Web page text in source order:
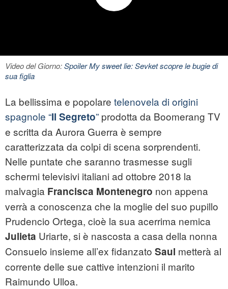
Video del Giorno:Spoiler My sweet lie: Sevket scopre le bugie di
sua figlia
La bellissima e popolare telenovela di origini
spagnole “Il Segreto” prodotta da Boomerang TV
e scritta da Aurora Guerra è sempre
caratterizzata da colpi di scena sorprendenti.
Nelle puntate che saranno trasmesse sugli
schermi televisivi italiani ad ottobre 2018 la
malvagia Francisca Montenegro non appena
verrà a conoscenza che la moglie del suo pupillo
Prudencio Ortega, cioè la sua acerrima nemica
Julieta Uriarte, si è nascosta a casa della nonna
Consuelo insieme all’ex fidanzato Saul metterà al
corrente delle sue cattive intenzioni il marito
Raimundo Ulloa.